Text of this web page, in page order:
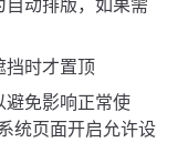
挡时才置顶
避免影响正常使
统页面开启允许设